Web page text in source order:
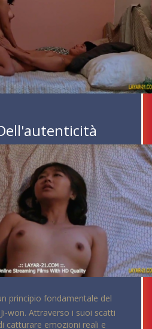
principio fondamentale del
won. Attraverso i suoi scatti
catturare emozioni reali e